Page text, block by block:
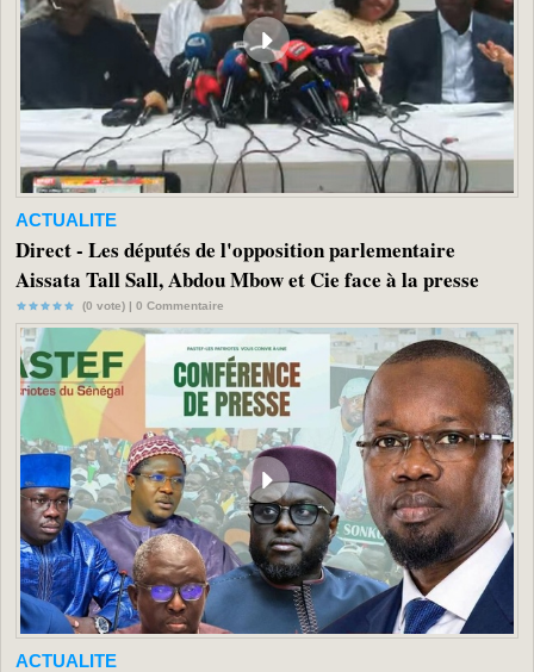
ACTUALITE
Direct - Les députés de l'opposition parlementaire
Aissata Tall Sall, Abdou Mbow et Cie face à la presse
(0 vote) | 0 Commentaire
ACTUALITE